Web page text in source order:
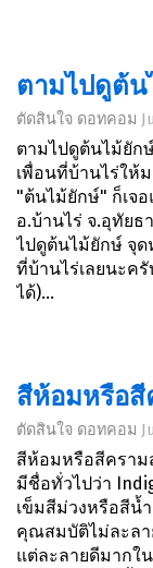
ตามไปดูต้น
ตัดสินใจ ดอทคอม
ตามไปดูต้นไม้ยัก
เพื่อนที่บ้านไร่ให้
"ต้นไม้ยักษ์" ก็เจ
อ.บ้านไร่ จ.อุทัยธ
ไปดูต้นไม้ยักษ์ จุ
ที่บ้านไร่เลยนะค
ได้)...
สีห้อมหรือสี
ตัดสินใจ ดอทคอม
สีห้อมหรือสีคราม
มีชื่อทั่วไปว่า
เข็มสีม่วงหรือสีน้
คุณสมบัติไม่ละลา
แต่ละลายดีมากใ